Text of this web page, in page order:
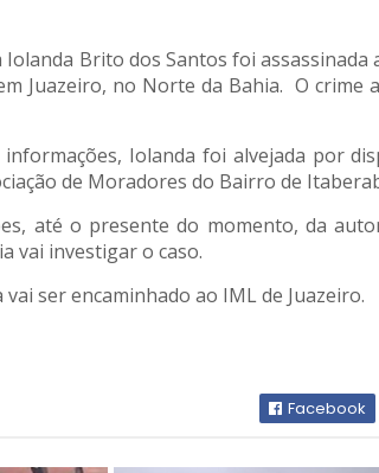
Brito dos Santos foi
Juazeiro, no Norte da Bahia. O crime
informações, Iolanda foi alvejada por
de Moradores do Bairro de
até o presente do momento, da
vai investigar o caso.
ser encaminhado ao IML de Juazeiro.
Facebook